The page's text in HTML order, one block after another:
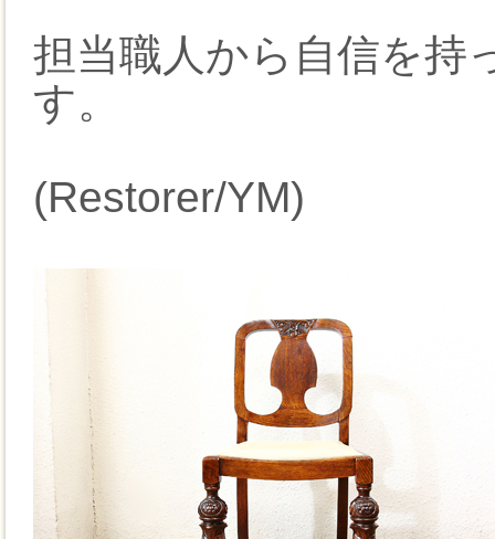
担当職人から自信を持
す。
(Restorer/YM)